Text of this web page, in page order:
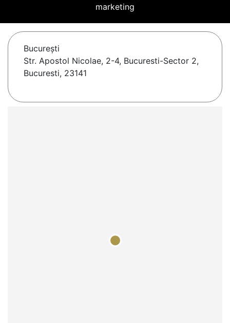
marketing
Bucureşti
Str. Apostol Nicolae, 2-4, Bucuresti-Sector 2,
Bucuresti, 23141